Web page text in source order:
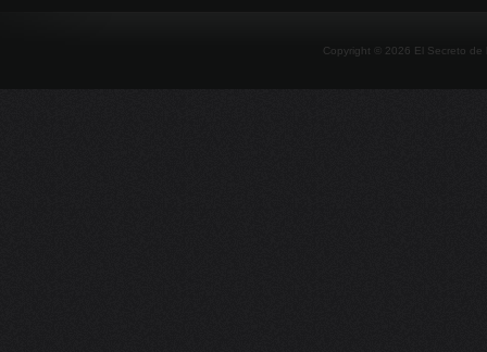
Copyright © 2026 El Secreto de